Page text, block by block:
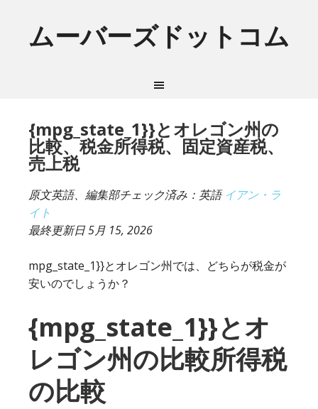
ムーバーズドットコム
{mpg_state_1}}とオレゴン州の
比較、税金所得税、固定資産税、
売上税
原文英語、編集部チェック済み：英語イアン・ラ
イト
最終更新日5月 15, 2026
mpg_state_1}}とオレゴン州では、どちらが税金が
安いのでしょうか？
{mpg_state_1}}とオ
レゴン州の比較所得税
の比較